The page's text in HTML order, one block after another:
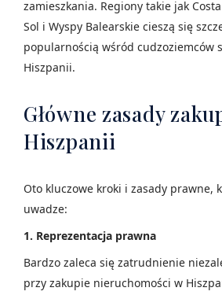
zamieszkania. Regiony takie jak
Sol i Wyspy Balearskie cieszą się
popularnością wśród cudzoziemców
Hiszpanii.
Główne zasady
Hiszpanii
Oto kluczowe kroki i zasady prawne,
uwadze:
1. Reprezentacja prawna
Bardzo zaleca się zatrudnienie
przy zakupie nieruchomości w